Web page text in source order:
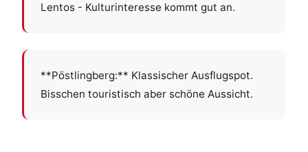
Lentos - Kulturinteresse kommt gut an.
**Pöstlingberg:** Klassischer Ausflugspot.
Bisschen touristisch aber schöne Aussicht.